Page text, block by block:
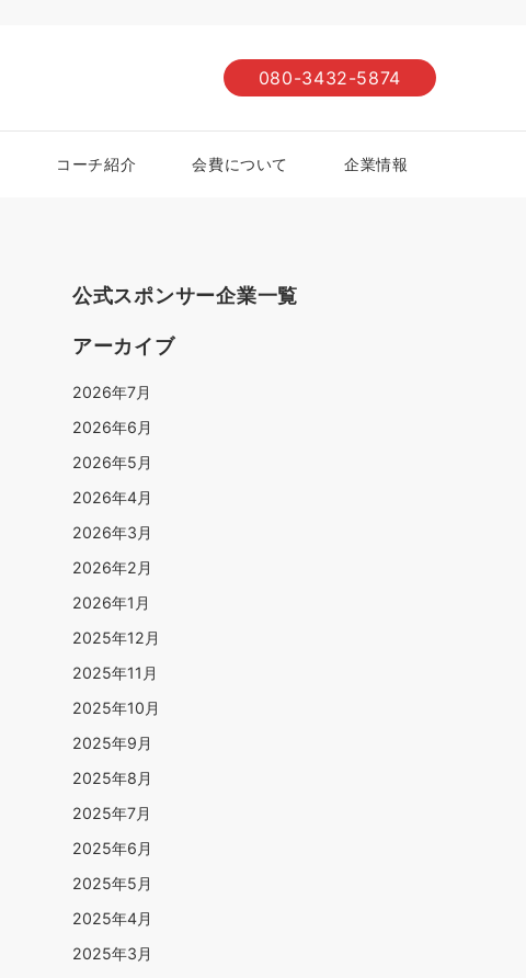
080-3432-5874
コーチ紹介 会費について 企業情報
公式スポンサー企業一覧
アーカイブ
2026年7月
2026年6月
2026年5月
2026年4月
2026年3月
2026年2月
2026年1月
2025年12月
2025年11月
2025年10月
2025年9月
2025年8月
2025年7月
2025年6月
2025年5月
2025年4月
2025年3月